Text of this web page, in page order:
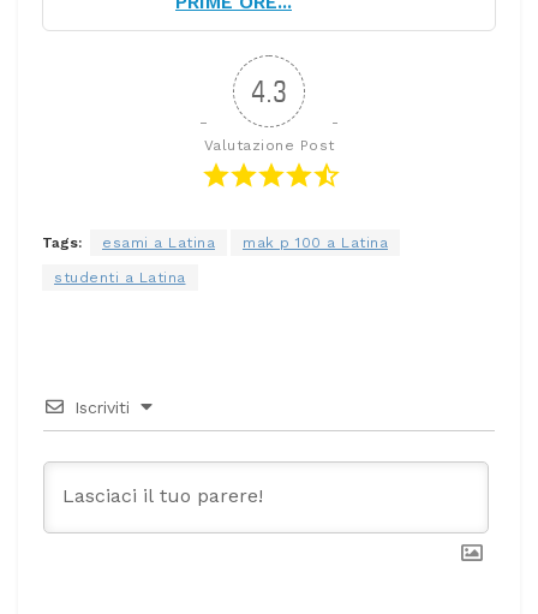
4.3
Valutazione Post
Tags: esami a Latina mak p 100 a Latina
studenti a Latina
Iscriviti